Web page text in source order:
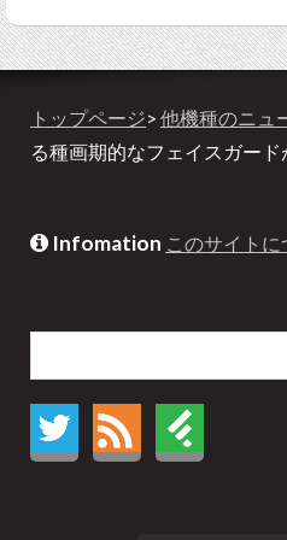
トップページ> 他機種のニュ
る種画期的なフェイスガード
Infomation このサイト